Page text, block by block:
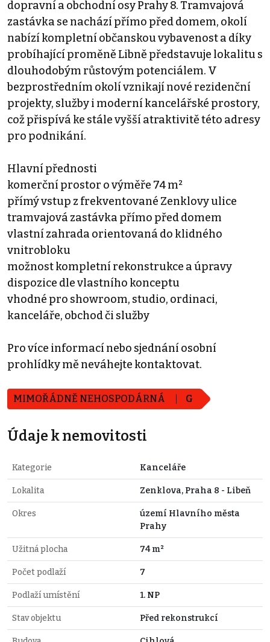
dopravní a obchodní osy Prahy 8. Tramvajová
zastávka se nachází přímo před domem, okolí
nabízí kompletní občanskou vybavenost a díky
probíhající proměně Libně představuje lokalitu s
dlouhodobým růstovým potenciálem. V
bezprostředním okolí vznikají nové rezidenční
projekty, služby i moderní kancelářské prostory,
což přispívá ke stále vyšší atraktivitě této adresy
pro podnikání.
Hlavní přednosti
komerční prostor o výměře 74 m²
přímý vstup z frekventované Zenklovy ulice
tramvajová zastávka přímo před domem
vlastní zahrada orientovaná do klidného
vnitrobloku
možnost kompletní rekonstrukce a úpravy
dispozice dle vlastního konceptu
vhodné pro showroom, studio, ordinaci,
kanceláře, obchod či služby
Pro více informací nebo sjednání osobní
prohlídky mě neváhejte kontaktovat.
MIMOŘÁDNĚ NEHOSPODÁRNÁ G
Údaje k nemovitosti
Kategorie Kanceláře
Lokalita Zenklova, Praha 8 - Libeň
Okres
území Hlavního města
Prahy
Užitná plocha 74 m²
Počet podlaží 7
Podlaží umístění 1. NP
Stav objektu Před rekonstrukcí